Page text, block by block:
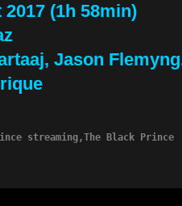
2017 (1h 58min)
Jason
streaming,The Black